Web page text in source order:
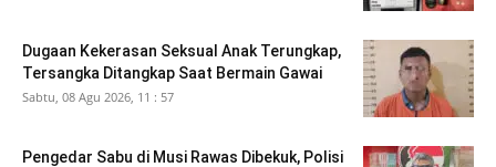
Dugaan Kekerasan Seksual Anak Terungkap,
Tersangka Ditangkap Saat Bermain Gawai
Sabtu, 08 Agu 2026, 11 : 57
Pengedar Sabu di Musi Rawas Dibekuk, Polisi